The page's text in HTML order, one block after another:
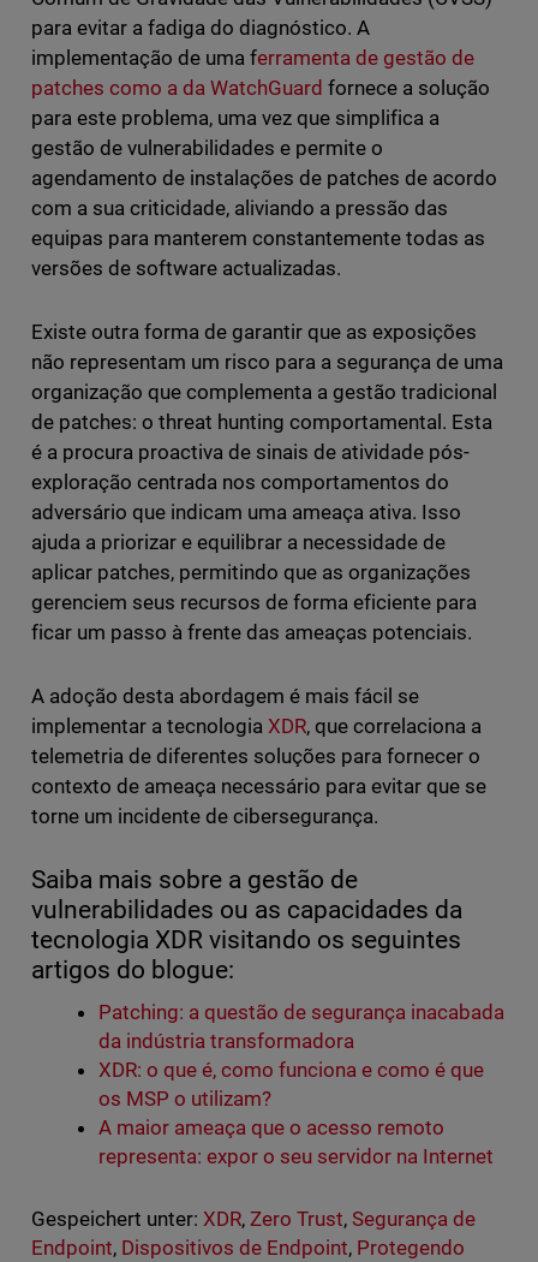
para evitar a fadiga do diagnóstico. A
implementação de uma ferramenta de gestão de
patches como a da WatchGuard fornece a solução
para este problema, uma vez que simplifica a
gestão de vulnerabilidades e permite o
agendamento de instalações de patches de acordo
com a sua criticidade, aliviando a pressão das
equipas para manterem constantemente todas as
versões de software actualizadas.
Existe outra forma de garantir que as exposições
não representam um risco para a segurança de uma
organização que complementa a gestão tradicional
de patches: o threat hunting comportamental. Esta
é a procura proactiva de sinais de atividade pós-
exploração centrada nos comportamentos do
adversário que indicam uma ameaça ativa. Isso
ajuda a priorizar e equilibrar a necessidade de
aplicar patches, permitindo que as organizações
gerenciem seus recursos de forma eficiente para
ficar um passo à frente das ameaças potenciais.
A adoção desta abordagem é mais fácil se
implementar a tecnologia XDR, que correlaciona a
telemetria de diferentes soluções para fornecer o
contexto de ameaça necessário para evitar que se
torne um incidente de cibersegurança.
Saiba mais sobre a gestão de
vulnerabilidades ou as capacidades da
tecnologia XDR visitando os seguintes
artigos do blogue:
Patching: a questão de segurança inacabada
da indústria transformadora
XDR: o que é, como funciona e como é que
os MSP o utilizam?
A maior ameaça que o acesso remoto
representa: expor o seu servidor na Internet
Gespeichert unter: XDR, Zero Trust,Segurança de
Endpoint, Dispositivos de Endpoint, Protegendo